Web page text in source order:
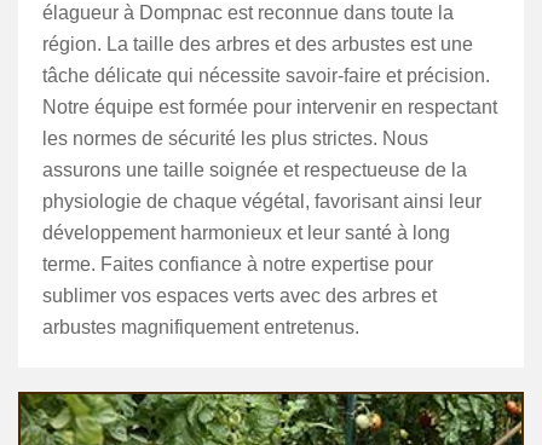
élagueur à Dompnac est reconnue dans toute la
région. La taille des arbres et des arbustes est une
tâche délicate qui nécessite savoir-faire et précision.
Notre équipe est formée pour intervenir en respectant
les normes de sécurité les plus strictes. Nous
assurons une taille soignée et respectueuse de la
physiologie de chaque végétal, favorisant ainsi leur
développement harmonieux et leur santé à long
terme. Faites confiance à notre expertise pour
sublimer vos espaces verts avec des arbres et
arbustes magnifiquement entretenus.